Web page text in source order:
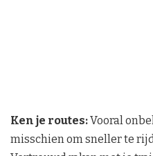
Ken je routes:Vooral
misschien om sneller te